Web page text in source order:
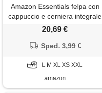
Amazon Essentials felpa con
cappuccio e cerniera integrale
in pile foderata in sherpa
20,69 €
Sped. 3,99 €
L M XL XS XXL
amazon